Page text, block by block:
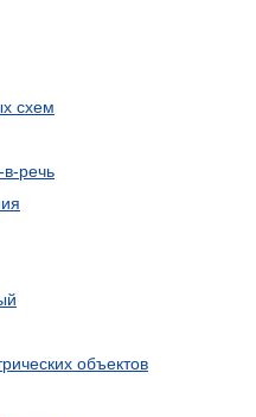
схем
в-речь
объектов